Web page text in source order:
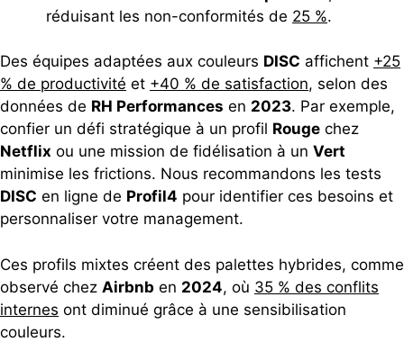
réduisant les non-conformités de 25 %.
Des équipes adaptées aux couleurs DISC affichent +25
% de productivité et +40 % de satisfaction, selon des
données de RH Performances en 2023. Par exemple,
confier un défi stratégique à un profil Rouge chez
Netflix ou une mission de fidélisation à un Vert
minimise les frictions. Nous recommandons les tests
DISC en ligne de Profil4 pour identifier ces besoins et
personnaliser votre management.
Ces profils mixtes créent des palettes hybrides, comme
observé chez Airbnb en 2024, où 35 % des conflits
internes ont diminué grâce à une sensibilisation
couleurs.